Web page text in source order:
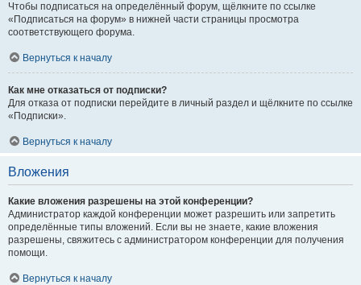
Чтобы подписаться на определённый форум, щёлкните по ссылке
«Подписаться на форум» в нижней части страницы просмотра
соответствующего форума.
Вернуться к началу
Как мне отказаться от подписки?
Для отказа от подписки перейдите в личный раздел и щёлкните по ссылке
«Подписки».
Вернуться к началу
Вложения
Какие вложения разрешены на этой конференции?
Администратор каждой конференции может разрешить или запретить
определённые типы вложений. Если вы не знаете, какие вложения
разрешены, свяжитесь с администратором конференции для получения
помощи.
Вернуться к началу